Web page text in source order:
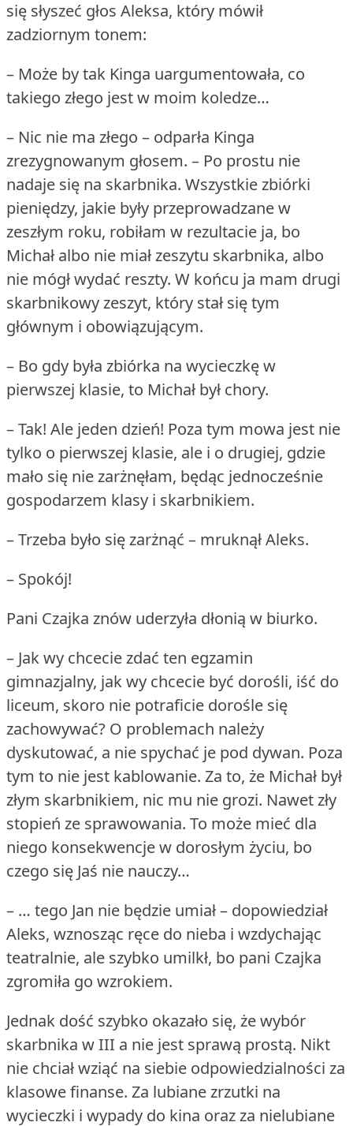
się słyszeć głos Aleksa, który mówił
zadziornym tonem:
– Może by tak Kinga uargumentowała, co
takiego złego jest w moim koledze…
– Nic nie ma złego – odparła Kinga
zrezygnowanym głosem. – Po prostu nie
nadaje się na skarbnika. Wszystkie zbiórki
pieniędzy, jakie były przeprowadzane w
zeszłym roku, robiłam w rezultacie ja, bo
Michał albo nie miał zeszytu skarbnika, albo
nie mógł wydać reszty. W końcu ja mam drugi
skarbnikowy zeszyt, który stał się tym
głównym i obowiązującym.
– Bo gdy była zbiórka na wycieczkę w
pierwszej klasie, to Michał był chory.
– Tak! Ale jeden dzień! Poza tym mowa jest nie
tylko o pierwszej klasie, ale i o drugiej, gdzie
mało się nie zarżnęłam, będąc jednocześnie
gospodarzem klasy i skarbnikiem.
– Trzeba było się zarżnąć – mruknął Aleks.
– Spokój!
Pani Czajka znów uderzyła dłonią w biurko.
– Jak wy chcecie zdać ten egzamin
gimnazjalny, jak wy chcecie być dorośli, iść do
liceum, skoro nie potraficie dorośle się
zachowywać? O problemach należy
dyskutować, a nie spychać je pod dywan. Poza
tym to nie jest kablowanie. Za to, że Michał był
złym skarbnikiem, nic mu nie grozi. Nawet zły
stopień ze sprawowania. To może mieć dla
niego konsekwencje w dorosłym życiu, bo
czego się Jaś nie nauczy…
– … tego Jan nie będzie umiał – dopowiedział
Aleks, wznosząc ręce do nieba i wzdychając
teatralnie, ale szybko umilkł, bo pani Czajka
zgromiła go wzrokiem.
Jednak dość szybko okazało się, że wybór
skarbnika w III a nie jest sprawą prostą. Nikt
nie chciał wziąć na siebie odpowiedzialności za
klasowe finanse. Za lubiane zrzutki na
wycieczki i wypady do kina oraz za nielubiane